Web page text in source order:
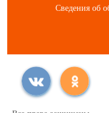
Сведения об